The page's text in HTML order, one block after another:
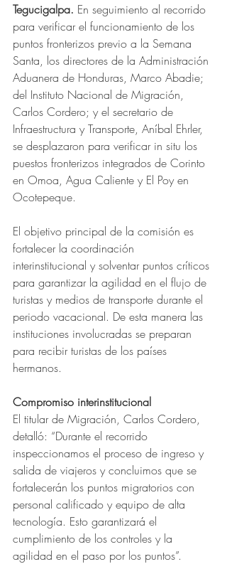
Tegucigalpa. En seguimiento al recorrido
para verificar el funcionamiento de los
puntos fronterizos previo a la Semana
Santa, los directores de la Administración
Aduanera de Honduras, Marco Abadie;
del Instituto Nacional de Migración,
Carlos Cordero; y el secretario de
Infraestructura y Transporte, Aníbal Ehrler,
se desplazaron para verificar in situ los
puestos fronterizos integrados de Corinto
en Omoa, Agua Caliente y El Poy en
Ocotepeque.
El objetivo principal de la comisión es
fortalecer la coordinación
interinstitucional y solventar puntos críticos
para garantizar la agilidad en el flujo de
turistas y medios de transporte durante el
periodo vacacional. De esta manera las
instituciones involucradas se preparan
para recibir turistas de los países
hermanos.
Compromiso interinstitucional
El titular de Migración, Carlos Cordero,
detalló: “Durante el recorrido
inspeccionamos el proceso de ingreso y
salida de viajeros y concluimos que se
fortalecerán los puntos migratorios con
personal calificado y equipo de alta
tecnología. Esto garantizará el
cumplimiento de los controles y la
agilidad en el paso por los puntos”.